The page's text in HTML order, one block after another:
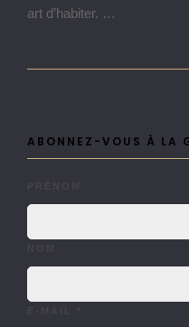
art d’habiter. …
ABONNEZ-VOUS À LA